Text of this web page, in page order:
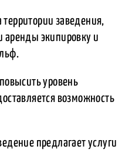
заведения,
аренды экипировку и
уровень
возможность
предлагает услуги